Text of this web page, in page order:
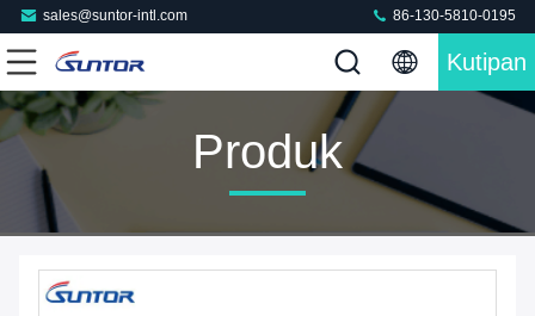
sales@suntor-intl.com 86-130-5810-0195
Kutipan
Produk